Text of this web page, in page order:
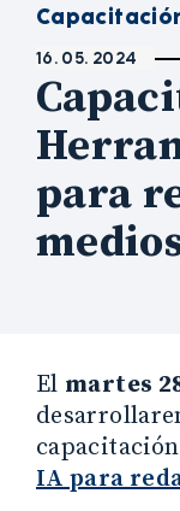
16. 05. 2024
para
El martes
IA para